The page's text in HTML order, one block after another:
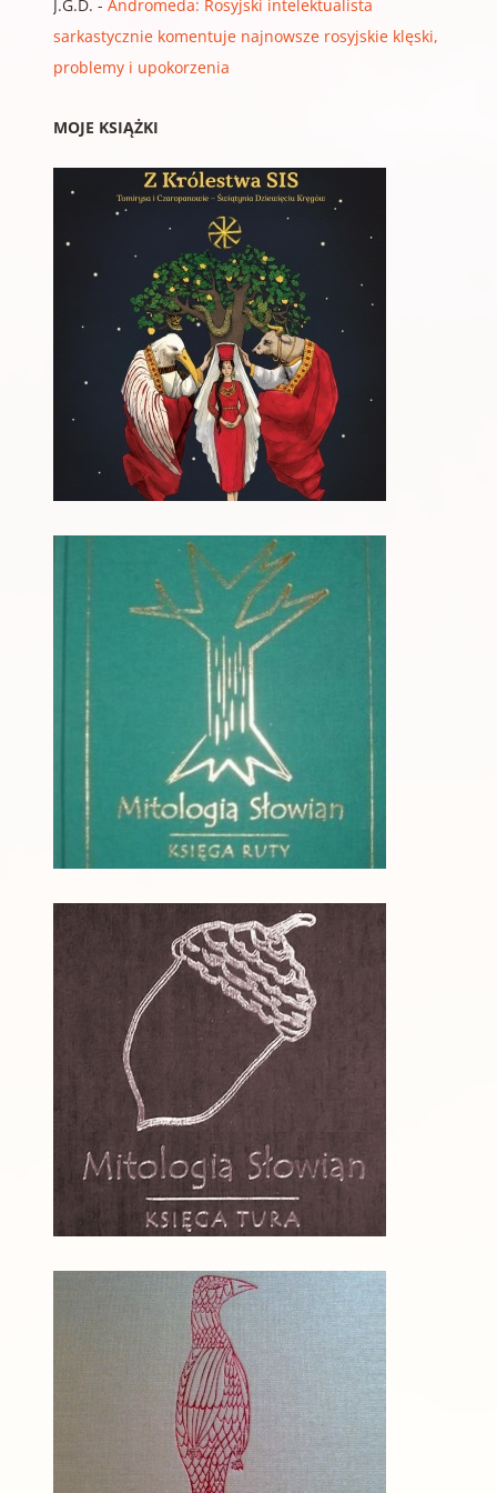
J.G.D. - Andromeda: Rosyjski intelektualista
sarkastycznie komentuje najnowsze rosyjskie klęski,
problemy i upokorzenia
MOJE KSIĄŻKI